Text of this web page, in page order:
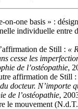
on-one basis » :
individuelle entre
de Still : «
cesse les
de l’ostéopathie,
affirmation de Still :
docteur. N’importe
de l’ostéopathie,
le mouvement